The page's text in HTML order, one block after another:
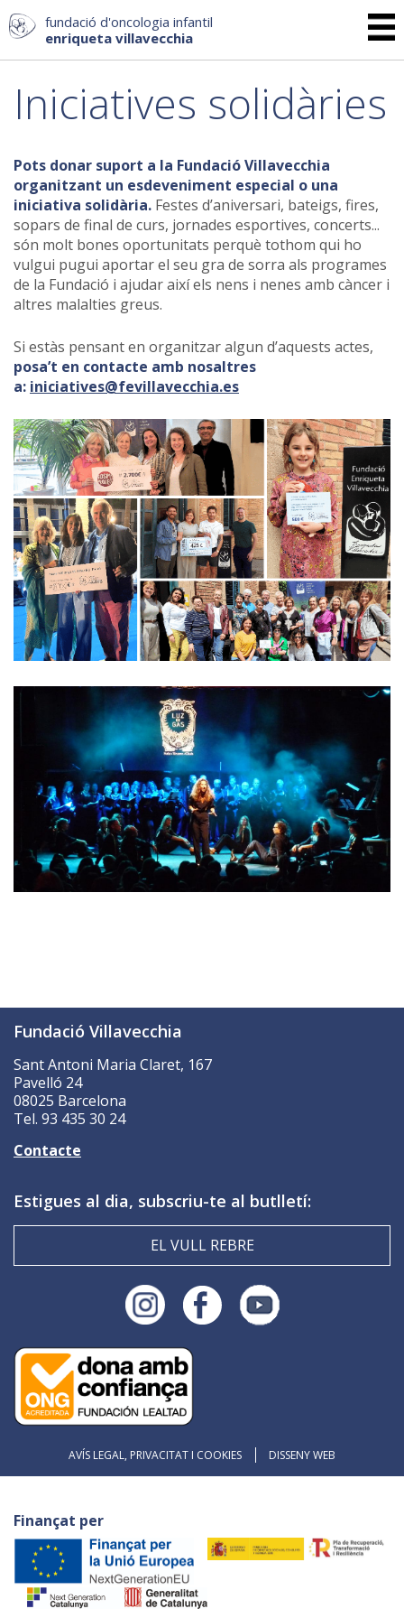
fundació d'oncologia infantil
enriqueta villavecchia
Iniciatives solidàries
Pots donar suport a la Fundació Villavecchia
organitzant un esdeveniment especial o una
iniciativa solidària. Festes d’aniversari, bateigs, fires,
sopars de final de curs, jornades esportives, concerts...
són molt bones oportunitats perquè tothom qui ho
vulgui pugui aportar el seu gra de sorra als programes
de la Fundació i ajudar així els nens i nenes amb càncer i
altres malalties greus.
Si estàs pensant en organitzar algun d’aquests actes,
posa’t en contacte amb nosaltres
a: iniciatives@fevillavecchia.es
Fundació Villavecchia
Sant Antoni Maria Claret, 167
Pavelló 24
08025 Barcelona
Tel. 93 435 30 24
Contacte
Estigues al dia, subscriu-te al butlletí:
EL VULL REBRE
AVÍS LEGAL, PRIVACITAT I COOKIES DISSENY WEB
Finançat per